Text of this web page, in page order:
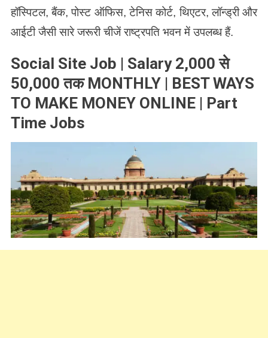
हॉस्पिटल, बैंक, पोस्ट ऑफिस, टेनिस कोर्ट, थिएटर, लॉन्ड्री और
आईटी जैसी सारे जरूरी चीजें राष्ट्रपति भवन में उपलब्ध हैं.
Social Site Job | Salary 2,000 से
50,000 तक MONTHLY | BEST WAYS
TO MAKE MONEY ONLINE | Part
Time Jobs